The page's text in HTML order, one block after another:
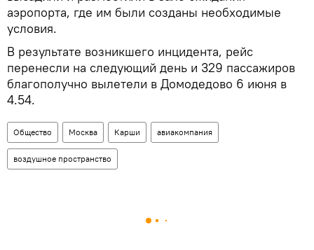
аэропорта, где им были созданы необходимые
условия.
В результате возникшего инцидента, рейс
перенесли на следующий день и 329 пассажиров
благополучно вылетели в Домодедово 6 июня в
4.54.
Общество Москва Карши авиакомпания
воздушное пространство